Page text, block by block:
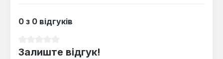
0 з 0 відгуків
Залиште відгук!